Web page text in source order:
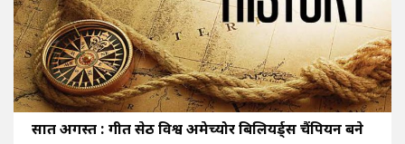
सात अगस्त : गीत सेठी विश्व अमेच्योर बिलियर्ड्स चैंपियन बने